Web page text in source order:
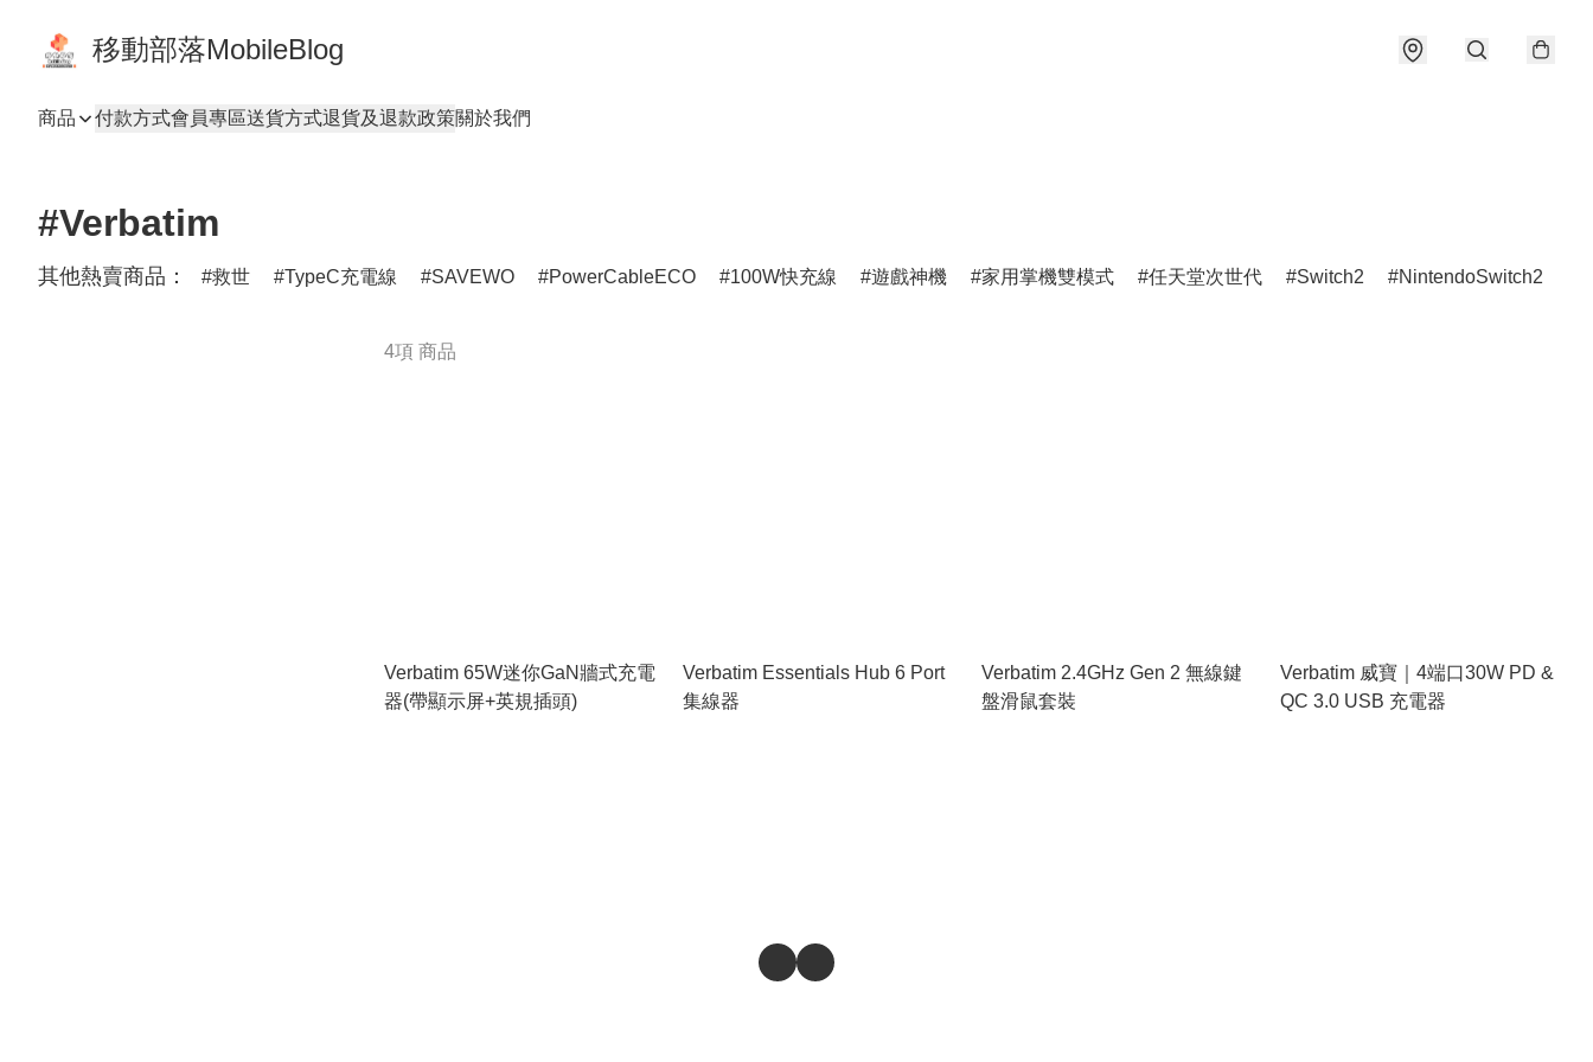
移動部落MobileBlog
商品 付款方式會員專區送貨方式退貨及退款政策關於我們
#Verbatim
其他熱賣商品： 救世 TypeC充電線 SAVEWO PowerCableECO 100W快充線 遊戲神機 家用掌機雙模式 任天堂次世代 Switch2 NintendoSwitch2
4項 商品
Verbatim 65W迷你GaN牆式充電
器(帶顯示屏+英規插頭)
Verbatim Essentials Hub 6 Port
集線器
Verbatim 2.4GHz Gen 2 無線鍵
盤滑鼠套裝
Verbatim 威寶｜4端口30W PD &
QC 3.0 USB 充電器